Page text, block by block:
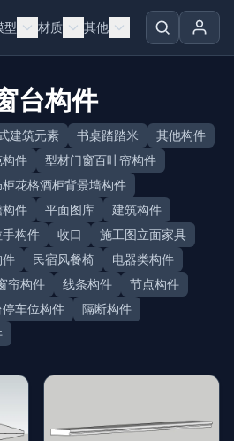
型 材质 其他
台构件
建筑元素 书桌踏踏米
其他构件
件
型材门窗百叶帘构件
花格酒柜背景墙构件
件 平面图库
建筑构件
构件 收口
施工图立面家具
民宿风餐椅
电器类构件
帘构件 线条构件
节点构件
车位构件
隔断构件